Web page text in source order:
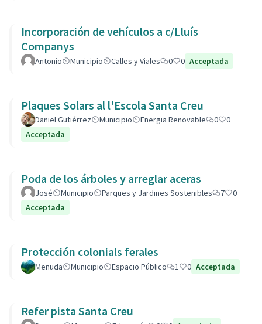
Incorporación de vehículos a c/Lluís
Companys
Antonio Municipio Calles y Viales 0 0 Acceptada
Plaques Solars al l'Escola Santa Creu
Daniel Gutiérrez Municipio Energia Renovable 0
0
Acceptada
Poda de los árboles y arreglar aceras
José Municipio Parques y Jardines Sostenibles 7
0
Acceptada
Protección colonials ferales
Menuda Municipio Espacio Público 1 0 Acceptada
Refer pista Santa Creu